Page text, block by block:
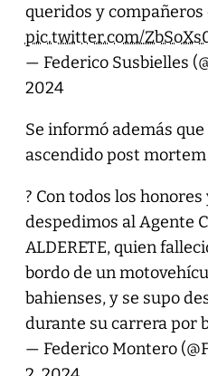
queridos y compañeros
pic.twitter.com/
— Federico Susbielles
2024
Se informó además
ascendido post
? Con todos los
despedimos al Agente
ALDERETE, quien
bordo de un
bahienses, y se supo
durante su carrera por
— Federico Montero